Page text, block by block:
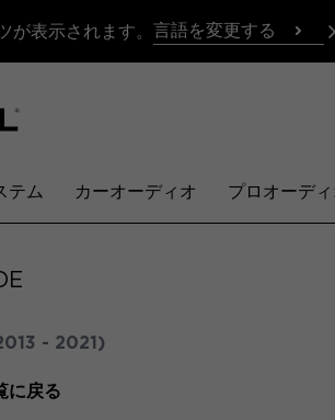
表示されます。 言語を変更する
テム カーオーディオ プロオーディ
- 2021)
に戻る